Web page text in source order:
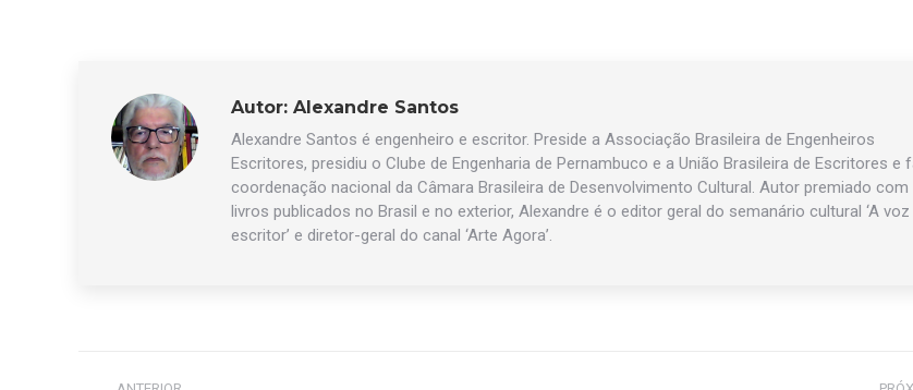
Autor: Alexandre Santos
Alexandre Santos é engenheiro e escritor. Preside a Associação Brasileira de Engenheiros
Escritores, presidiu o Clube de Engenharia de Pernambuco e a União Brasileira de Escritores e
coordenação nacional da Câmara Brasileira de Desenvolvimento Cultural. Autor premiado com
livros publicados no Brasil e no exterior, Alexandre é o editor geral do semanário cultural ‘A voz
escritor’ e diretor-geral do canal ‘Arte Agora’.
Navegação